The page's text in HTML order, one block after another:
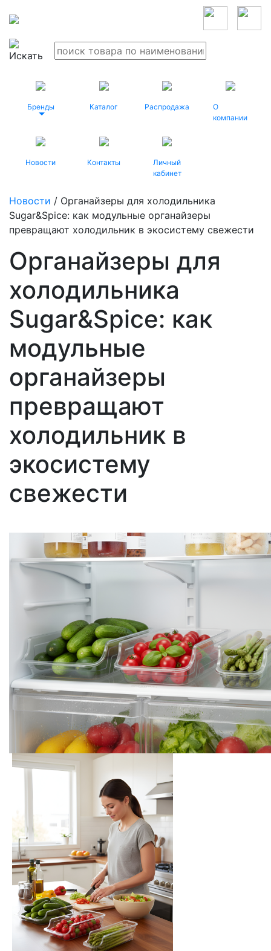
Бренды Каталог Распродажа
О
компании
Новости Контакты
Личный
кабинет
Новости / Органайзеры для холодильника
Sugar&Spice: как модульные органайзеры
превращают холодильник в экосистему свежести
Органайзеры для
холодильника
Sugar&Spice: как
модульные
органайзеры
превращают
холодильник в
экосистему
свежести